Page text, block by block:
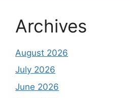
Archives
August 2026
July 2026
June 2026